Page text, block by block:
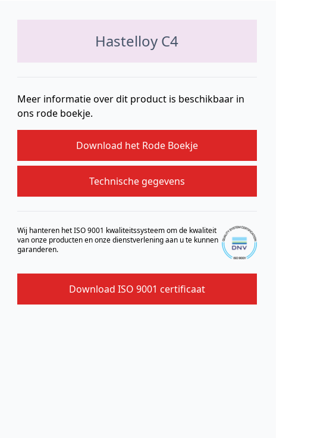
Hastelloy C4
Meer informatie over dit product is beschikbaar in
ons rode boekje.
Download het Rode Boekje
Technische gegevens
Wij hanteren het ISO 9001 kwaliteitssysteem om de kwaliteit
van onze producten en onze dienstverlening aan u te kunnen
garanderen.
Download ISO 9001 certificaat